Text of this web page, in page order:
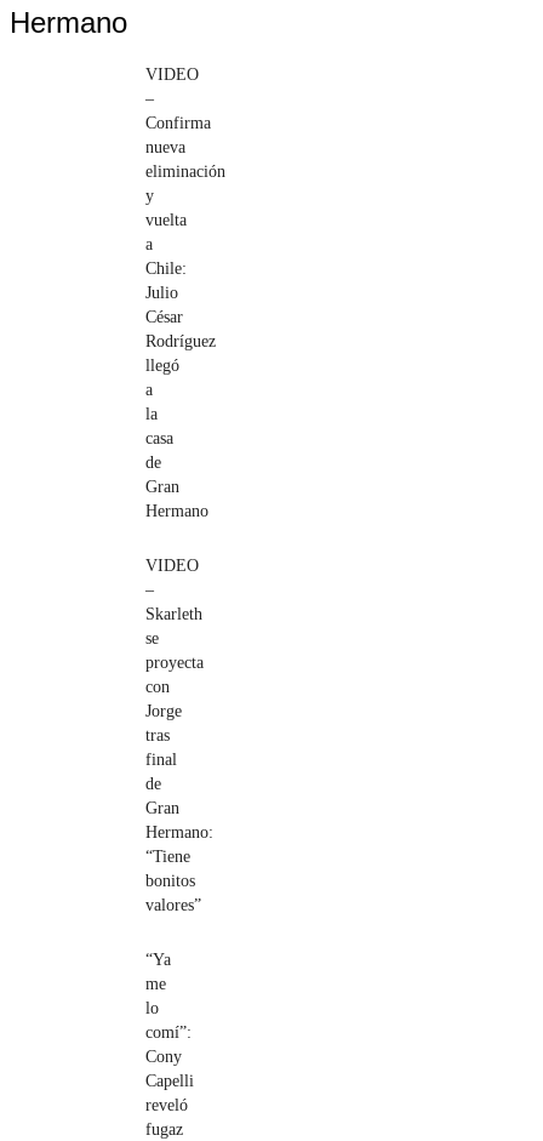
Hermano
VIDEO
–
Confirma
nueva
eliminación
y
vuelta
a
Chile:
Julio
César
Rodríguez
llegó
a
la
casa
de
Gran
Hermano
VIDEO
–
Skarleth
se
proyecta
con
Jorge
tras
final
de
Gran
Hermano:
“Tiene
bonitos
valores”
“Ya
me
lo
comí”:
Cony
Capelli
reveló
fugaz